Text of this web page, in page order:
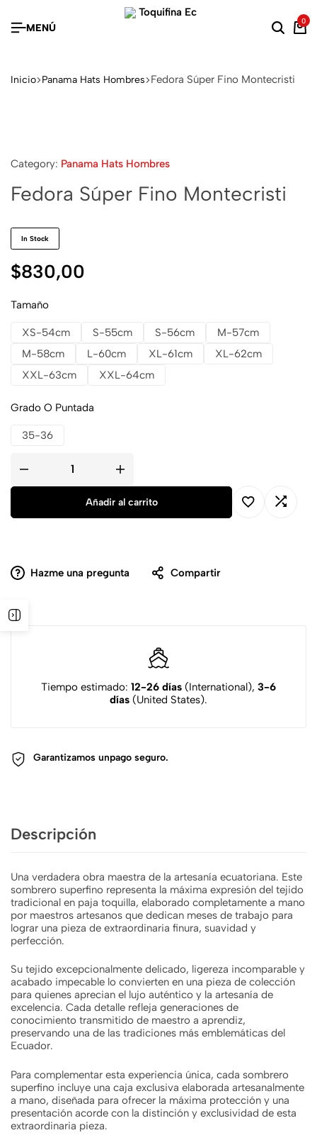
MENÚ
0
Inicio Panama Hats Hombres Fedora Súper Fino Montecristi
Category: Panama Hats Hombres
Fedora Súper Fino Montecristi
In Stock
$830,00
Tamaño
XS-54cm S-55cm S-56cm
M-57cm
M-58cm
L-60cm XL-61cm
XL-62cm
XXL-63cm
XXL-64cm
Grado O Puntada
35-36
Añadir al carrito
Hazme una pregunta Compartir
Tiempo estimado: 12-26 días (International), 3-6
días (United States).
Garantizamos unpago seguro.
Descripción
Una verdadera obra maestra de la artesanía ecuatoriana. Este
sombrero superfino representa la máxima expresión del tejido
tradicional en paja toquilla, elaborado completamente a mano
por maestros artesanos que dedican meses de trabajo para
lograr una pieza de extraordinaria finura, suavidad y
perfección.
Su tejido excepcionalmente delicado, ligereza incomparable y
acabado impecable lo convierten en una pieza de colección
para quienes aprecian el lujo auténtico y la artesanía de
excelencia. Cada detalle refleja generaciones de
conocimiento transmitido de maestro a aprendiz,
preservando una de las tradiciones más emblemáticas del
Ecuador.
Para complementar esta experiencia única, cada sombrero
superfino incluye una caja exclusiva elaborada artesanalmente
a mano, diseñada para ofrecer la máxima protección y una
presentación acorde con la distinción y exclusividad de esta
extraordinaria pieza.